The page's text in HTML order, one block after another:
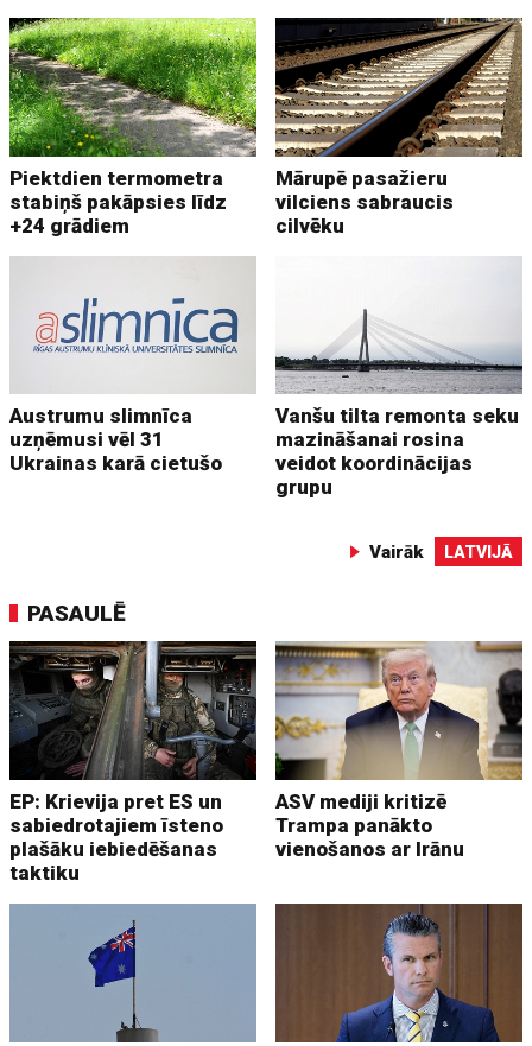
Piektdien termometra
stabiņš pakāpsies līdz
+24 grādiem
Mārupē pasažieru
vilciens sabraucis
cilvēku
Austrumu slimnīca
uzņēmusi vēl 31
Ukrainas karā cietušo
Vanšu tilta remonta seku
mazināšanai rosina
veidot koordinācijas
grupu
Vairāk LATVIJĀ
PASAULĒ
EP: Krievija pret ES un
sabiedrotajiem īsteno
plašāku iebiedēšanas
taktiku
ASV mediji kritizē
Trampa panākto
vienošanos ar Irānu